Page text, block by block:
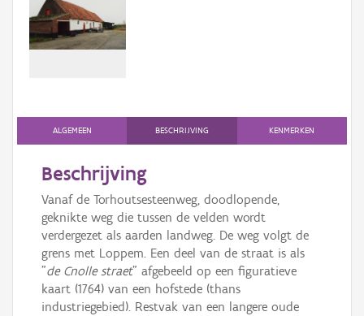
Persoon of collectief
AanmeldenALGEMEEN BESCHRIJVING KENMERKEN
Beschrijving
Vanaf de Torhoutsesteenweg, doodlopende,
geknikte weg die tussen de velden wordt
verdergezet als aarden landweg. De weg volgt de
grens met Loppem. Een deel van de straat is als
"de Cnolle straet" afgebeeld op een figuratieve
kaart (1764) van een hofstede (thans
industriegebied). Restvak van een langere oude